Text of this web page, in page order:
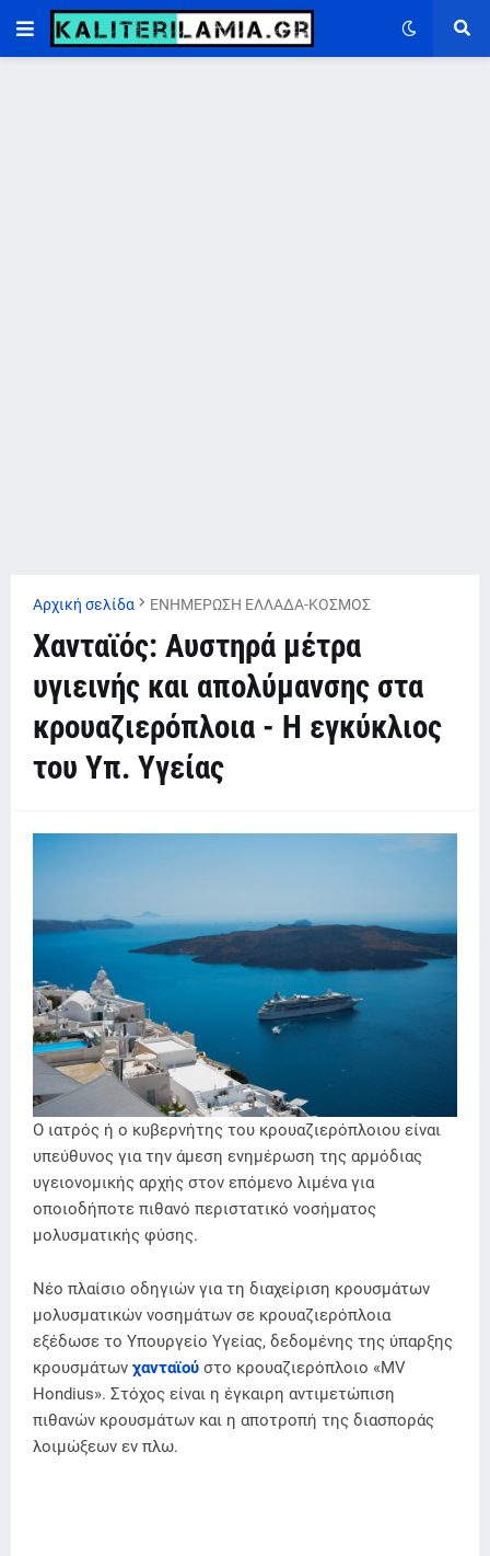
Αρχική σελίδα ΕΝΗΜΕΡΩΣΗ ΕΛΛΑΔΑ-ΚΟΣΜΟΣ
Χανταϊός: Αυστηρά μέτρα
υγιεινής και απολύμανσης στα
κρουαζιερόπλοια - Η εγκύκλιος
του Υπ. Υγείας
Ο ιατρός ή ο κυβερνήτης του κρουαζιερόπλοιου είναι
υπεύθυνος για την άμεση ενημέρωση της αρμόδιας
υγειονομικής αρχής στον επόμενο λιμένα για
οποιοδήποτε πιθανό περιστατικό νοσήματος
μολυσματικής φύσης.
Νέο πλαίσιο οδηγιών για τη διαχείριση κρουσμάτων
μολυσματικών νοσημάτων σε κρουαζιερόπλοια
εξέδωσε το Υπουργείο Υγείας, δεδομένης της ύπαρξης
κρουσμάτων χανταϊού στο κρουαζιερόπλοιο «MV
Hondius». Στόχος είναι η έγκαιρη αντιμετώπιση
πιθανών κρουσμάτων και η αποτροπή της διασποράς
λοιμώξεων εν πλω.